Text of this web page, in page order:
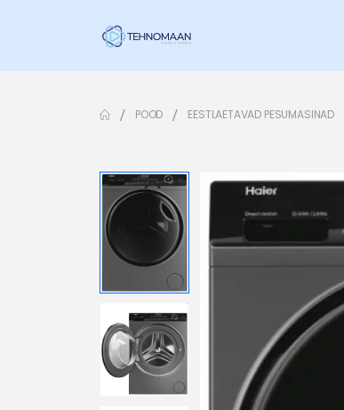
POOD EESTLAETAVAD PESUMASINAD